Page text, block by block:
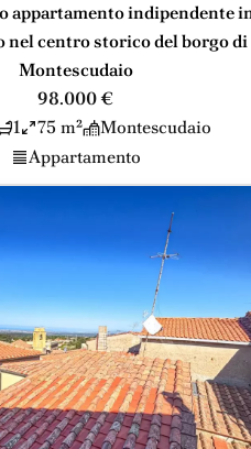
appartamento indipendente
nel centro storico del borgo di
Montescudaio
98.000 €
1 75 m²
Montescudaio
Appartamento